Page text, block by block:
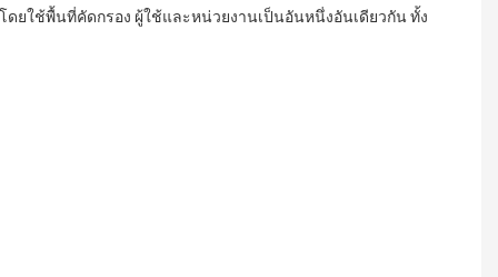
โดยใช้พื้นที่คัดกรอง ผู้ใช้และหน่วยงานเป็นอันหนึ่งอันเดียวกันทั้ง